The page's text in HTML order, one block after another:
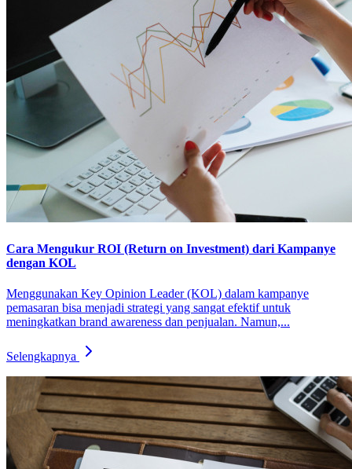
Cara Mengukur ROI (Return on Investment) dari Kampanye
dengan KOL
Menggunakan Key Opinion Leader (KOL) dalam kampanye
pemasaran bisa menjadi strategi yang sangat efektif untuk
meningkatkan brand awareness dan penjualan. Namun,...
Selengkapnya